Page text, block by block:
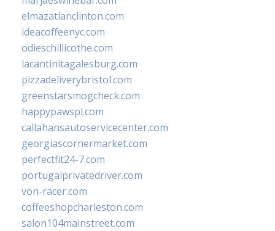
elmazatlanclinton.com
ideacoffeenyc.com
odieschillicothe.com
lacantinitagalesburg.com
pizzadeliverybristol.com
greenstarsmogcheck.com
happypawspl.com
callahansautoservicecenter.com
georgiascornermarket.com
perfectfit24-7.com
portugalprivatedriver.com
von-racer.com
coffeeshopcharleston.com
salon104mainstreet.com